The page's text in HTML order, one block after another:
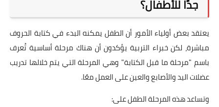
جدًا للأطفال؟
يعتقد بعض أولياء الأمور أن الطفل يمكنه البدء في كتابة الحروف
مباشرة، لكن خبراء التربية يؤكدون أن هناك مرحلة أساسية تُعرف
باسم "مرحلة ما قبل الكتابة" وهي المرحلة التي يتم خلالها تدريب
عضلات اليد والأصابع والعين على العمل معًا.
وتساعد هذه المرحلة الطفل على: